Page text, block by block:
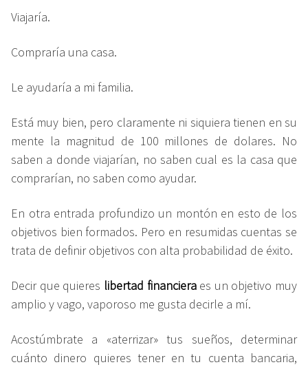
Viajaría.
Compraría una casa.
Le ayudaría a mi familia.
Está muy bien, pero claramente ni siquiera tienen en su
mente la magnitud de 100 millones de dolares. No
saben a donde viajarían, no saben cual es la casa que
comprarían, no saben como ayudar.
En otra entrada profundizo un montón en esto de los
objetivos bien formados. Pero en resumidas cuentas se
trata de definir objetivos con alta probabilidad de éxito.
Decir que quieres libertad financieraes un objetivo muy
amplio y vago, vaporoso me gusta decirle a mí.
Acostúmbrate a «aterrizar» tus sueños, determinar
cuánto dinero quieres tener en tu cuenta bancaria,